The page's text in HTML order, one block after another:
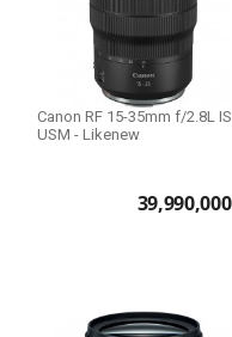
Telephoto Lens
Wide Lens
Prime Lens (Fixed
Zoom Lens
Vlogger & sáng tạo
Canon RF 15-35mm f/2.8L IS
USM - Likenew
39,990,000